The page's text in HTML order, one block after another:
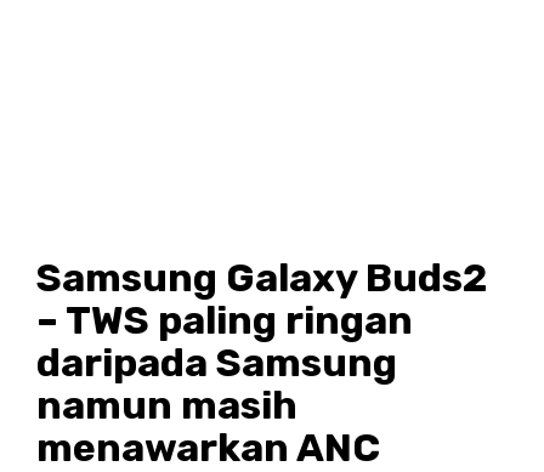
Samsung Galaxy Buds2
– TWS paling ringan
daripada Samsung
namun masih
menawarkan ANC